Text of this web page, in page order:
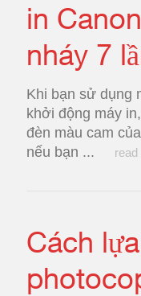
in
nháy 7
Khi bạn sử dụng
khởi động máy
đèn màu cam
nếu bạn ...
Cách